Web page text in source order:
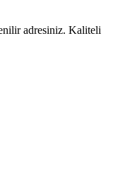
adresiniz. Kaliteli